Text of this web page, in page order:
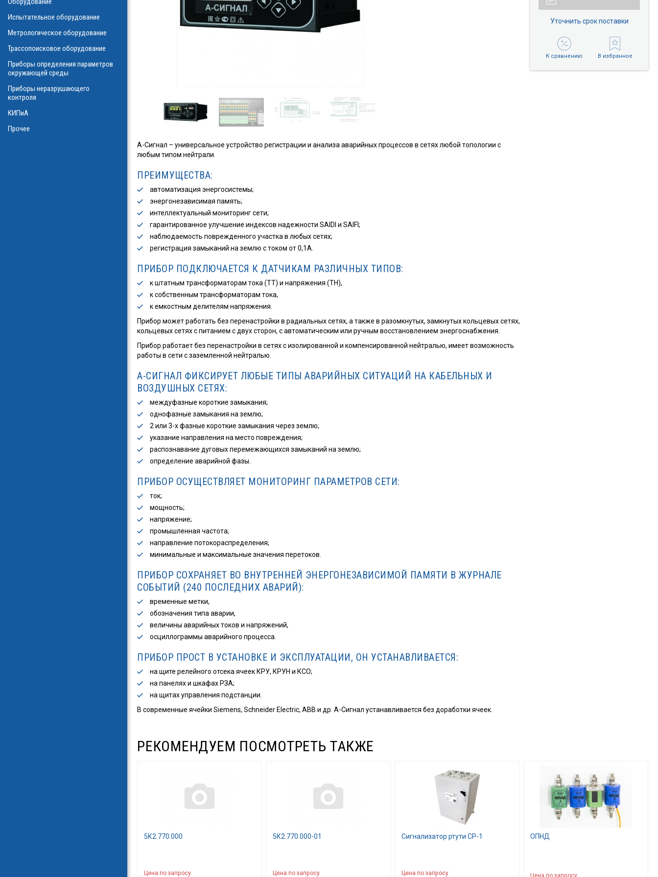
А-Сигнал – универсальное устройство регистрации и анализа аварийных процессов в сетях любой топологии с
любым типом нейтрали.
ПРЕИМУЩЕСТВА:
автоматизация энергосистемы;
энергонезависимая память;
интеллектуальный мониторинг сети;
гарантированное улучшение индексов надежности SAIDI и SAIFI;
наблюдаемость поврежденного участка в любых сетях;
регистрация замыканий на землю с током от 0,1А.
ПРИБОР ПОДКЛЮЧАЕТСЯ К ДАТЧИКАМ РАЗЛИЧНЫХ ТИПОВ:
к штатным трансформаторам тока (ТТ) и напряжения (ТН),
к собственным трансформаторам тока,
к емкостным делителям напряжения.
Прибор может работать без перенастройки в радиальных сетях, а также в разомкнутых, замкнутых кольцевых сетях,
кольцевых сетях с питанием с двух сторон, с автоматическим или ручным восстановлением энергоснабжения.
Прибор работает без перенастройки в сетях с изолированной и компенсированной нейтралью, имеет возможность
работы в сети с заземленной нейтралью.
А-СИГНАЛ ФИКСИРУЕТ ЛЮБЫЕ ТИПЫ АВАРИЙНЫХ СИТУАЦИЙ НА КАБЕЛЬНЫХ И
ВОЗДУШНЫХ СЕТЯХ:
междуфазные короткие замыкания;
однофазные замыкания на землю;
2 или 3-х фазные короткие замыкания через землю;
указание направления на место повреждения;
распознавание дуговых перемежающихся замыканий на землю;
определение аварийной фазы.
ПРИБОР ОСУЩЕСТВЛЯЕТ МОНИТОРИНГ ПАРАМЕТРОВ СЕТИ:
ток;
мощность;
напряжение;
промышленная частота;
направление потокораспределения;
минимальные и максимальные значения перетоков.
ПРИБОР СОХРАНЯЕТ ВО ВНУТРЕННЕЙ ЭНЕРГОНЕЗАВИСИМОЙ ПАМЯТИ В ЖУРНАЛЕ
СОБЫТИЙ (240 ПОСЛЕДНИХ АВАРИЙ):
временные метки,
обозначения типа аварии,
величины аварийных токов и напряжений,
осциллограммы аварийного процесса.
ПРИБОР ПРОСТ В УСТАНОВКЕ И ЭКСПЛУАТАЦИИ, ОН УСТАНАВЛИВАЕТСЯ:
на щите релейного отсека ячеек КРУ, КРУН и КСО;
на панелях и шкафах РЗА;
на щитах управления подстанции.
В современные ячейки Siemens, Schneider Electric, ABB и др. А-Сигнал устанавливается без доработки ячеек.
Уточнить срок поставки
К сравнению В избранное
РЕКОМЕНДУЕМ ПОСМОТРЕТЬ ТАКЖЕ
5К2.770.000
Цена по запросу
5К2.770.000-01
Цена по запросу
Сигнализатор ртути СР-1
Цена по запросу
ОПНД
Цена по запросу
Испытательное оборудование
Метрологическое оборудование
Трассопоисковое оборудование
Приборы определения параметров
окружающей среды
Приборы неразрушающего
контроля
КИПиА
Прочее
оборудования
масле
физических